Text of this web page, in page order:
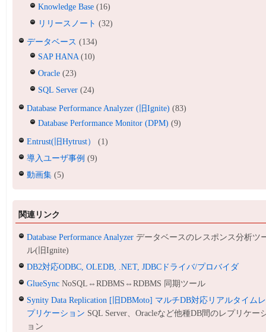
Knowledge Base (16)
リリースノート (32)
データベース (134)
SAP HANA(10)
Oracle (23)
SQL Server (24)
Database Performance Analyzer (旧Ignite) (83)
Database Performance Monitor (DPM) (9)
Entrust(旧Hytrust）
(1)
導入ユーザ事例 (9)
動画集 (5)
関連リンク
Database Performance Analyzer データベースのレスポンス分析ツ
ル(旧Ignite)
DB2対応ODBC, OLEDB, .NET, JDBCドライバ/プロバイダ
GlueSync NoSQL⇔RDBMS⇔RDBMS 同期ツール
Synity Data Replication [旧DBMoto] マルチDB対応リアルタイムレ
プリケーション SQL Server、Oracleなど他種DB間のレプリケー
ョン